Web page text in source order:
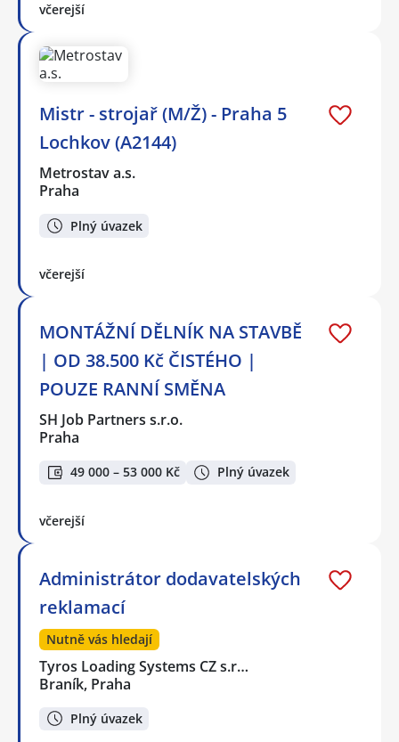
včerejší
Mistr - strojař (M/Ž) - Praha 5
Lochkov (A2144)
Metrostav a.s.
Praha
Plný úvazek
včerejší
MONTÁŽNÍ DĚLNÍK NA STAVBĚ
| OD 38.500 Kč ČISTÉHO |
POUZE RANNÍ SMĚNA
SH Job Partners s.r.o.
Praha
49 000 – 53 000 Kč Plný úvazek
včerejší
Administrátor dodavatelských
reklamací
Nutně vás hledají
Tyros Loading Systems CZ s.r…
Braník, Praha
Plný úvazek